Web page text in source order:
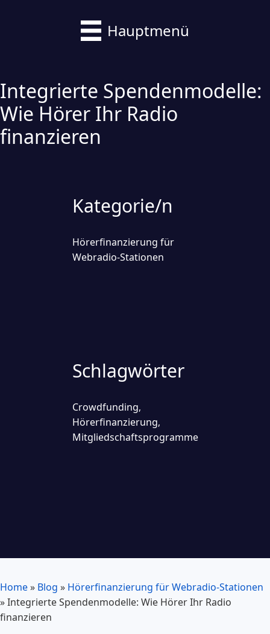
Hauptmenü
Integrierte Spendenmodelle:
Wie Hörer Ihr Radio
finanzieren
Kategorie/n
Hörerfinanzierung für
Webradio-Stationen
Schlagwörter
Crowdfunding,
Hörerfinanzierung,
Mitgliedschaftsprogramme
Home» Blog » Hörerfinanzierung für Webradio-Stationen
»Integrierte Spendenmodelle: Wie Hörer Ihr Radio
finanzieren